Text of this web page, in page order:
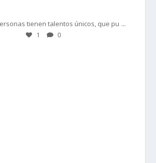
tienen talentos únicos, que pu ...
1 0